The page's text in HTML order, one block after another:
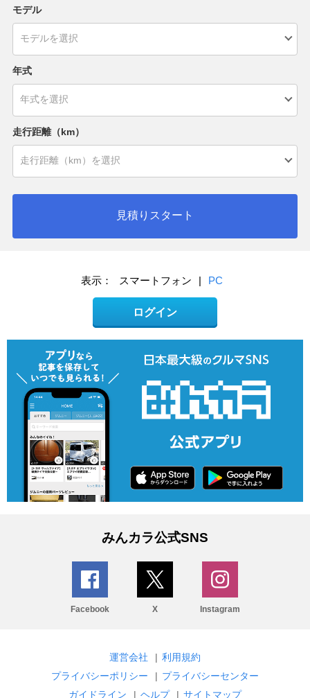
モデル
年式
走行距離（km）
見積りスタート
表示： スマートフォン | PC
ログイン
みんカラ公式SNS
Facebook X Instagram
運営会社 | 利用規約
プライバシーポリシー
| プライバシーセンター
ガイドライン
| ヘルプ | サイトマップ